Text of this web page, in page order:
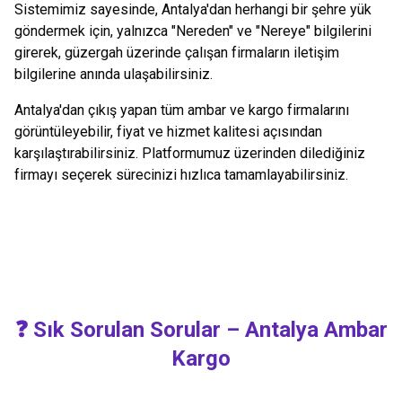
Sistemimiz sayesinde, Antalya'dan herhangi bir şehre yük
göndermek için, yalnızca "Nereden" ve "Nereye" bilgilerini
girerek, güzergah üzerinde çalışan firmaların iletişim
bilgilerine anında ulaşabilirsiniz.
Antalya'dan çıkış yapan tüm ambar ve kargo firmalarını
görüntüleyebilir, fiyat ve hizmet kalitesi açısından
karşılaştırabilirsiniz. Platformumuz üzerinden dilediğiniz
firmayı seçerek sürecinizi hızlıca tamamlayabilirsiniz.
❓ Sık Sorulan Sorular – AntalyaAmbar
Kargo